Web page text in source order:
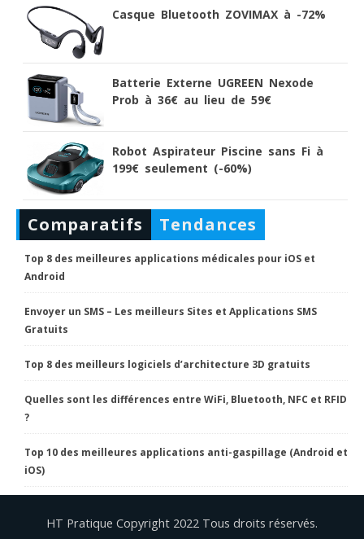
Casque Bluetooth ZOVIMAX à -72%
Batterie Externe UGREEN Nexode
Prob à 36€ au lieu de 59€
Robot Aspirateur Piscine sans Fi à
199€ seulement (-60%)
Comparatifs Tendances
Top 8 des meilleures applications médicales pour iOS et
Android
Envoyer un SMS – Les meilleurs Sites et Applications SMS
Gratuits
Top 8 des meilleurs logiciels d’architecture 3D gratuits
Quelles sont les différences entre WiFi, Bluetooth, NFC et RFID
?
Top 10 des meilleures applications anti-gaspillage (Android et
iOS)
HT Pratique Copyright 2022 Tous droits réservés.